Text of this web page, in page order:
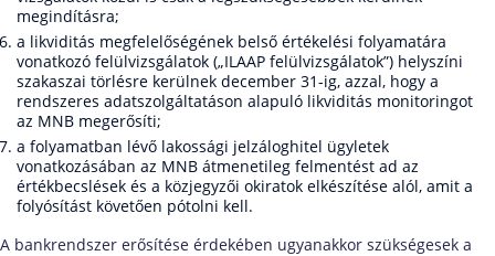
megindításra;
a likviditás megfelelőségének belső értékelési folyamatára
vonatkozó felülvizsgálatok („ILAAP felülvizsgálatok”) helyszíni
szakaszai törlésre kerülnek december 31-ig, azzal, hogy a
rendszeres adatszolgáltatáson alapuló likviditás monitoringot
az MNB megerősíti;
a folyamatban lévő lakossági jelzáloghitel ügyletek
vonatkozásában az MNB átmenetileg felmentést ad az
értékbecslések és a közjegyzői okiratok elkészítése alól, amit a
folyósítást követően pótolni kell.
A bankrendszer erősítése érdekében ugyanakkor szükségesek a